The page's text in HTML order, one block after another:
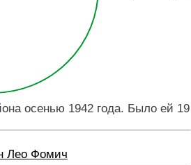
осенью 1942 года. Было ей 19
Лео Фомич